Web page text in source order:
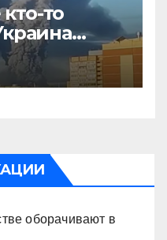
то
оборачивают в